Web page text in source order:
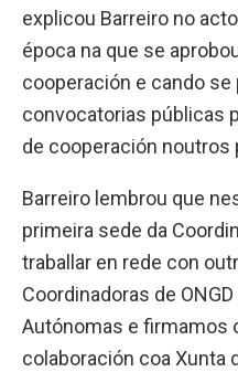
explicou Barreiro no
época na que se
cooperación e cando
convocatorias públicas
de cooperación noutros
Barreiro lembrou que
primeira sede da
traballar en rede con
Coordinadoras de
Autónomas e firmamos
colaboración coa Xunta